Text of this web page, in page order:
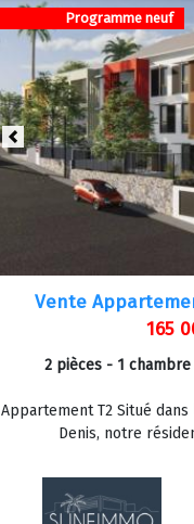
Programme neuf
Previous
Vente
165
2 pièces - 1 chambre
Appartement T2 Situé
Denis, notre